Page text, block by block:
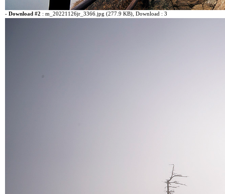
- Download #2 : m_20221126jr_3366.jpg (277.9 KB) , Download : 3